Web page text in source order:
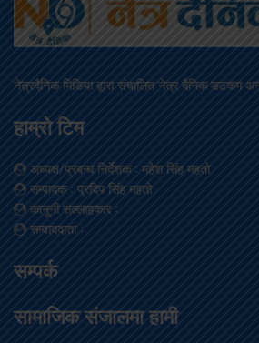
नेत्रदैनिक मिडिया द्वारा संचालित नेत्र दैनिक डटकम
हाम्रो टिम
अध्यक्ष/प्रबन्ध निर्देशक: महेश सिंह महतो
सम्पादक: प्रदिप सिंह महतो
कानूनी सल्लाहकार:
सम्वाददाता:
सम्पर्क
सामाजिक संजालमा हामी